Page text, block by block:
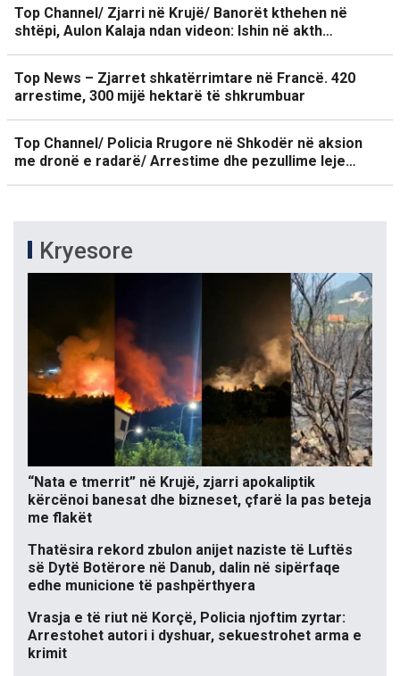
Top Channel/ Zjarri në Krujë/ Banorët kthehen në
shtëpi, Aulon Kalaja ndan videon: Ishin në akth…
Top News – Zjarret shkatërrimtare në Francë. 420
arrestime, 300 mijë hektarë të shkrumbuar
Top Channel/ Policia Rrugore në Shkodër në aksion
me dronë e radarë/ Arrestime dhe pezullime leje…
Kryesore
“Nata e tmerrit” në Krujë, zjarri apokaliptik
kërcënoi banesat dhe bizneset, çfarë la pas beteja
me flakët
Thatësira rekord zbulon anijet naziste të Luftës
së Dytë Botërore në Danub, dalin në sipërfaqe
edhe municione të pashpërthyera
Vrasja e të riut në Korçë, Policia njoftim zyrtar:
Arrestohet autori i dyshuar, sekuestrohet arma e
krimit